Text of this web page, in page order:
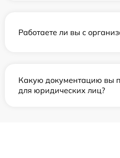
Работаете ли вы с
Какую документацию вы
для юридических лиц?